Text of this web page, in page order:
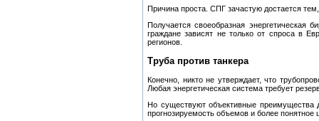
Причина проста. СПГ зачастую достается
Получается своеобразная
граждане зависят не только от спроса в
регионов.
Труба против танкера
Конечно, никто не утверждает, что
Любая энергетическая система требует
Но существуют объективные преимущества
прогнозируемость объемов и более понятное